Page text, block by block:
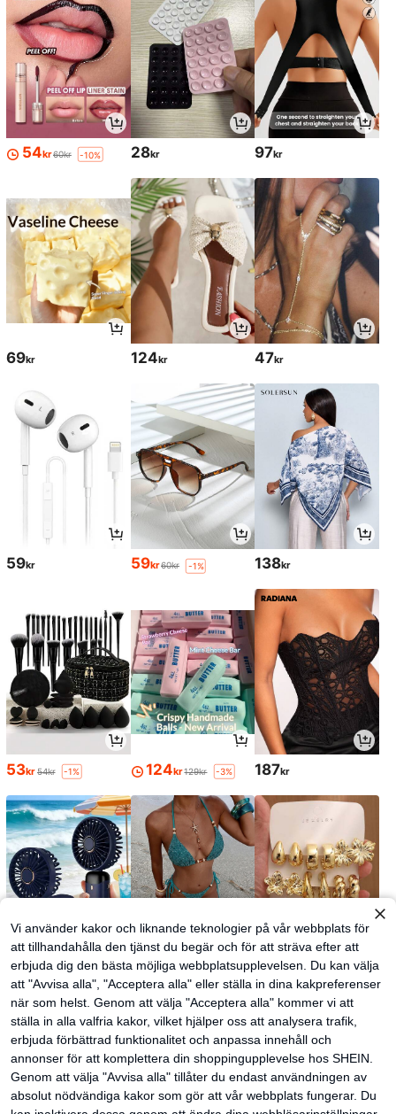
54kr 60kr -10% 28kr 97kr
69kr 124kr 47kr
59kr 59kr60kr -1% 138kr
53kr 54kr -1% 124kr129kr -3% 187kr
35 kr 137 kr 49
Vi använder kakor och liknande teknologier på vår webbplats för
att tillhandahålla den tjänst du begär och för att sträva efter att
erbjuda dig den bästa möjliga webbplatsupplevelsen. Du kan välja
att "Avvisa alla", "Acceptera alla" eller ställa in dina kakpreferenser
när som helst. Genom att välja "Acceptera alla" kommer vi att
ställa in alla valfria kakor, vilket hjälper oss att analysera trafik,
erbjuda förbättrad funktionalitet och anpassa innehåll och
annonser för att komplettera din shoppingupplevelse hos SHEIN.
Genom att välja "Avvisa alla" tillåter du endast användningen av
absolut nödvändiga kakor som gör att vår webbplats fungerar. Du